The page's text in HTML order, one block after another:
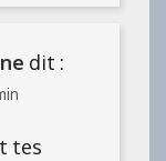
dit :
tes